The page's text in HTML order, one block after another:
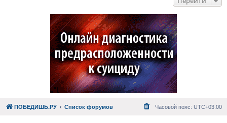
ПОБЕДИШЬ.РУ Список форумов Часовой пояс: UTC+03:00